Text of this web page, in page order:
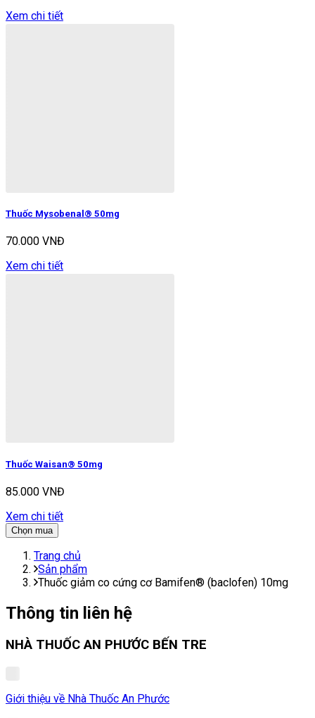
Xem chi tiết
Thuốc Mysobenal® 50mg
70.000 VNĐ
Xem chi tiết
Thuốc Waisan® 50mg
85.000 VNĐ
Xem chi tiết
Chọn mua
Trang chủ
Sản phẩm
Thuốc giảm co cứng cơ Bamifen® (baclofen) 10mg
Thông tin liên hệ
NHÀ THUỐC AN PHƯỚC BẾN TRE
Giới thiệu về Nhà Thuốc An Phước